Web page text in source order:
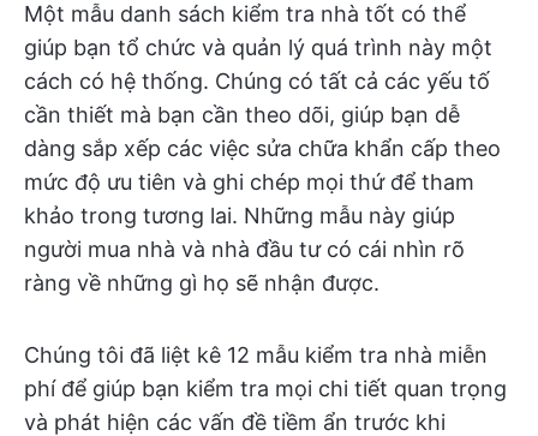
Một mẫu danh sách kiểm tra nhà tốt có thể
giúp bạn tổ chức và quản lý quá trình này một
cách có hệ thống. Chúng có tất cả các yếu tố
cần thiết mà bạn cần theo dõi, giúp bạn dễ
dàng sắp xếp các việc sửa chữa khẩn cấp theo
mức độ ưu tiên và ghi chép mọi thứ để tham
khảo trong tương lai. Những mẫu này giúp
người mua nhà và nhà đầu tư có cái nhìn rõ
ràng về những gì họ sẽ nhận được.
Chúng tôi đã liệt kê 12 mẫu kiểm tra nhà miễn
phí để giúp bạn kiểm tra mọi chi tiết quan trọng
và phát hiện các vấn đề tiềm ẩn trước khi